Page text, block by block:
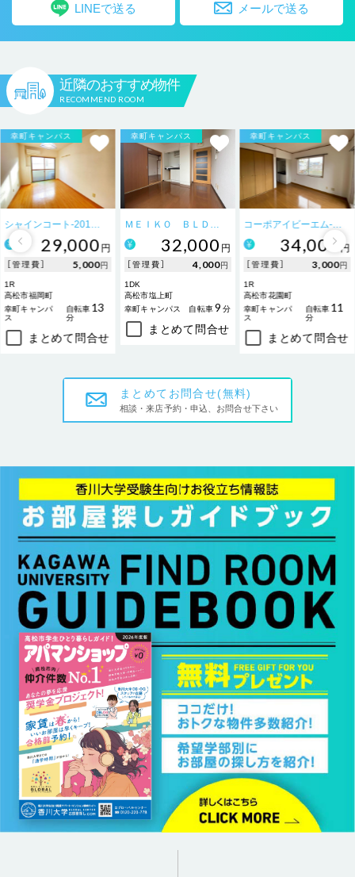
LINEで送る メールで送る
近隣のおすすめ物件
RECOMMEND ROOM
幸町キャンパス
29,000 円
［管理費］ 5,000円
1R
高松市福岡町
幸町キャンパ
ス
自転車 13
分
まとめて問合せ
幸町キャンパス
32,000 円
［管理費］ 4,000円
1DK
高松市塩上町
幸町キャンパス
自転車 9 分
まとめて問合せ
幸町キャンパス
コーポアイビーエム-205号室
34,000 円
［管理費］ 3,000円
1R
高松市花園町
幸町キャンパ
ス
自転車 11
分
まとめて問合せ
まとめてお問合せ(無料)
相談・来店予約・申込、お問合せ下さい